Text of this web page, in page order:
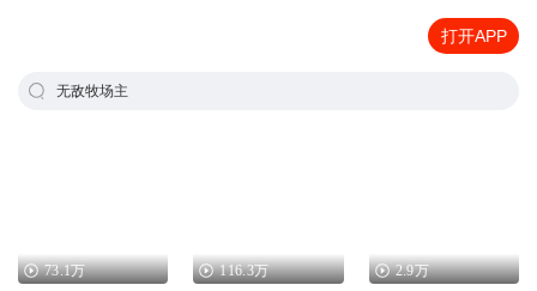
打开APP
无敌牧场主
73.1万 116.3万 2.9万